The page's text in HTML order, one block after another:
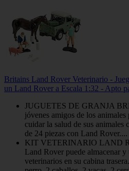
Britains Land Rover Veterinario -
un Land Rover a Escala 1:32 - Apto
JUGUETES DE GRANJA
jóvenes amigos de los
cuidar la salud de sus animales
de 24 piezas con Land Rover....
KIT VETERINARIO LAND
Land Rover puede almacenar y
veterinarios en su cabina